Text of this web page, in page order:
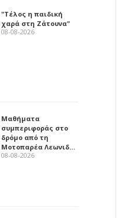
"Τέλος η παιδική
χαρά στη Ζάτουνα"
08-08-2026
Μαθήματα
συμπεριφοράς στο
δρόμο από τη
Μοτοπαρέα Λεωνιδ…
08-08-2026